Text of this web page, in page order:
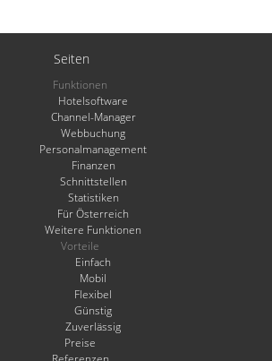
Seiten
Funktionen
Hotelsoftware
Channel-Manager
Webbuchung
Personalmanagement
Finanzen
Schnittstellen
Statistiken
Für Österreich
Weitere Funktionen
Vorteile
Einfach
Mobil
Flexibel
Günstig
Zuverlässig
Preise